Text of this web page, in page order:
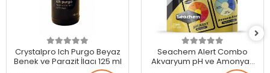
Crystalpro Ich Purgo Beyaz
Benek ve Parazit İlacı 125 ml
Seachem Alert Combo
Akvaryum pH ve Amonyak